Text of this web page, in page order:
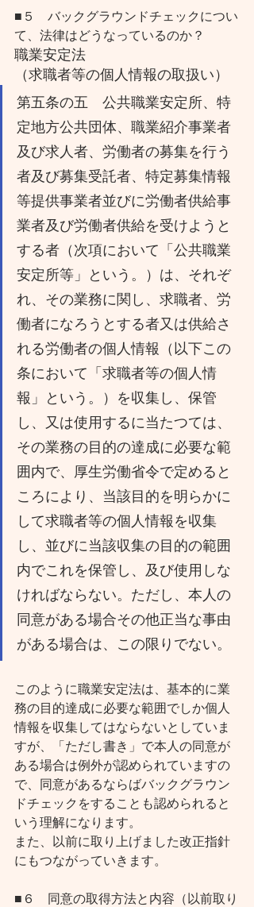
■５　バックグラウンドチェックについ
て、法律はどうなっているのか？
職業安定法
（求職者等の個人情報の取扱い）
第五条の五　公共職業安定所、特
定地方公共団体、職業紹介事業者
及び求人者、労働者の募集を行う
者及び募集受託者、特定募集情報
等提供事業者並びに労働者供給事
業者及び労働者供給を受けようと
する者（次項において「公共職業
安定所等」という。）は、それぞ
れ、その業務に関し、求職者、労
働者になろうとする者又は供給さ
れる労働者の個人情報（以下この
条において「求職者等の個人情
報」という。）を収集し、保管
し、又は使用するに当たつては、
その業務の目的の達成に必要な範
囲内で、厚生労働省令で定めると
ころにより、当該目的を明らかに
して求職者等の個人情報を収集
し、並びに当該収集の目的の範囲
内でこれを保管し、及び使用しな
ければならない。ただし、本人の
同意がある場合その他正当な事由
がある場合は、この限りでない。
このように職業安定法は、基本的に業
務の目的達成に必要な範囲でしか個人
情報を収集してはならないとしていま
すが、「ただし書き」で本人の同意が
ある場合は例外が認められていますの
で、同意があるならばバックグラウン
ドチェックをすることも認められると
いう理解になります。
また、以前に取り上げました改正指針
にもつながっていきます。
■６　同意の取得方法と内容（以前取り